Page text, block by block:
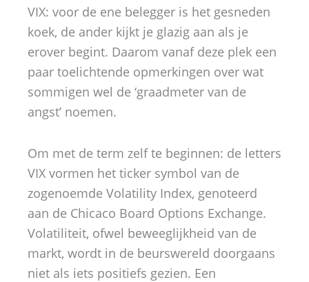
VIX: voor de ene belegger is het gesneden
koek, de ander kijkt je glazig aan als je
erover begint. Daarom vanaf deze plek een
paar toelichtende opmerkingen over wat
sommigen wel de ‘graadmeter van de
angst’ noemen.
Om met de term zelf te beginnen: de letters
VIX vormen het ticker symbol van de
zogenoemde Volatility Index, genoteerd
aan de Chicaco Board Options Exchange.
Volatiliteit, ofwel beweeglijkheid van de
markt, wordt in de beurswereld doorgaans
niet als iets positiefs gezien. Een